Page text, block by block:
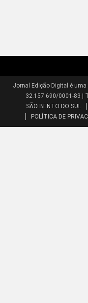
Jornal Edição Digital é uma
32.157.690/0001-83
SÃO BENTO DO SUL
POLÍTICA DE